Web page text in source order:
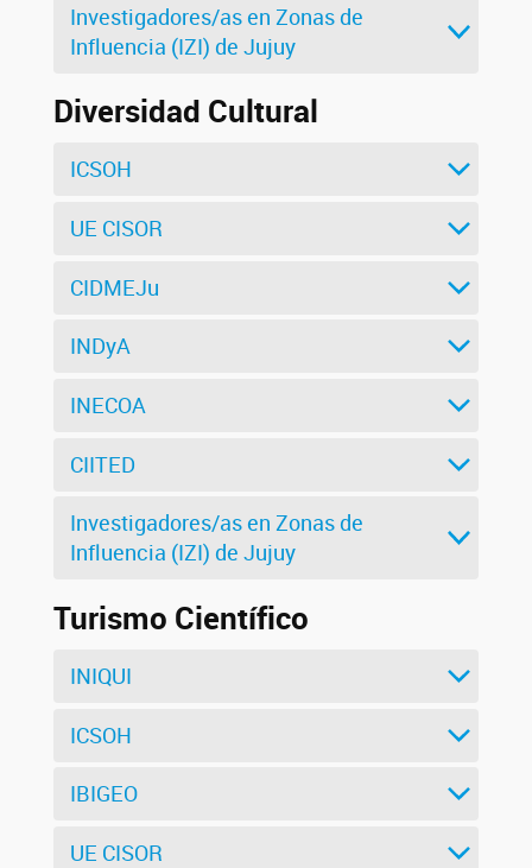
Investigadores/as en Zonas de
Influencia (IZI) de Jujuy
Diversidad Cultural
ICSOH
UE CISOR
CIDMEJu
INDyA
INECOA
CIITED
Investigadores/as en Zonas de
Influencia (IZI) de Jujuy
Turismo Científico
INIQUI
ICSOH
IBIGEO
UE CISOR